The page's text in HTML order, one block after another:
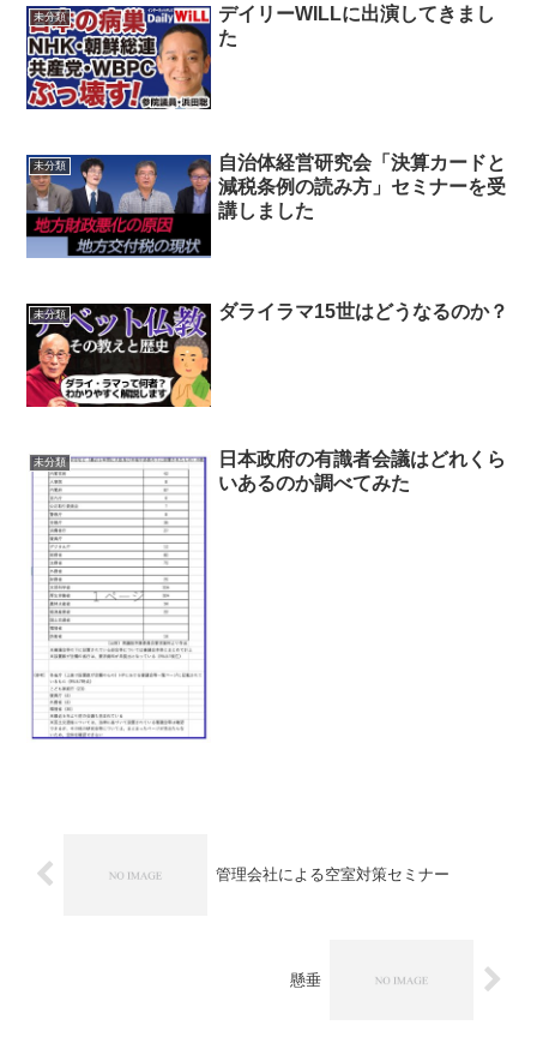
未分類
デイリーWILLに出演してきまし
た
未分類
自治体経営研究会「決算カードと
減税条例の読み方」セミナーを受
講しました
未分類 ダライラマ15世はどうなるのか？
未分類
日本政府の有識者会議はどれくら
いあるのか調べてみた
管理会社による空室対策セミナー
懸垂